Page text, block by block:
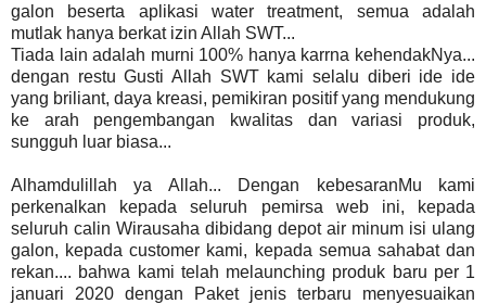
galon beserta aplikasi water treatment, semua adalah
mutlak hanya berkat izin Allah SWT...
Tiada lain adalah murni 100% hanya karrna kehendakNya...
dengan restu Gusti Allah SWT kami selalu diberi ide ide
yang briliant, daya kreasi, pemikiran positif yang mendukung
ke arah pengembangan kwalitas dan variasi produk,
sungguh luar biasa...
Alhamdulillah ya Allah... Dengan kebesaranMu kami
perkenalkan kepada seluruh pemirsa web ini, kepada
seluruh calin Wirausaha dibidang depot air minum isi ulang
galon, kepada customer kami, kepada semua sahabat dan
rekan.... bahwa kami telah melaunching produk baru per 1
januari 2020 dengan Paket jenis terbaru menyesuaikan